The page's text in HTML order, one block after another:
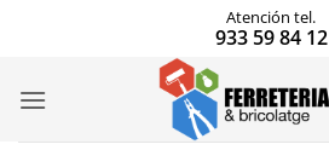
Atención tel.
933 59 84 12